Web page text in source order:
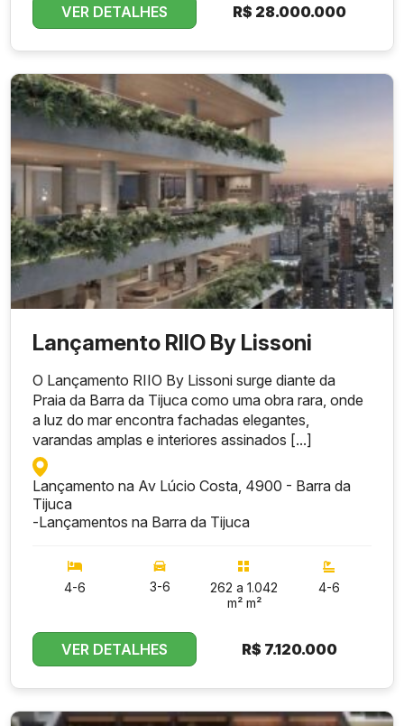
VER DETALHES R$ 28.000.000
Lançamento RIIO By Lissoni
O Lançamento RIIO By Lissoni surge diante da
Praia da Barra da Tijuca como uma obra rara, onde
a luz do mar encontra fachadas elegantes,
varandas amplas e interiores assinados [...]
Lançamento na Av Lúcio Costa, 4900 - Barra da
Tijuca
-Lançamentos na Barra da Tijuca
4-6 3-6
262 a 1.042
m² m²
4-6
VER DETALHES R$ 7.120.000